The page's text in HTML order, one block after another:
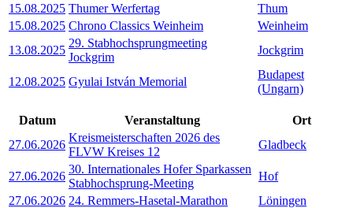
15.08.2025 Thumer Werfertag
Thum
15.08.2025 Chrono Classics Weinheim
Weinheim
13.08.2025
29. Stabhochsprungmeeting
Jockgrim
Jockgrim
12.08.2025 Gyulai István Memorial
Budapest
(Ungarn)
Datum Veranstaltung
Ort
27.06.2026
Kreismeisterschaften 2026 des
FLVW Kreises 12
Gladbeck
27.06.2026
30. Internationales Hofer Sparkassen
Stabhochsprung-Meeting
Hof
27.06.2026 24. Remmers-Hasetal-Marathon
Löningen